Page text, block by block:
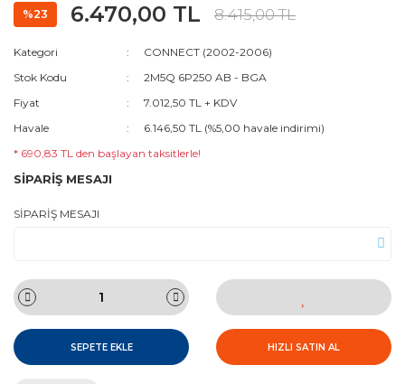
%23 6.470,00 TL 8.415,00 TL
Kategori
CONNECT (2002-2006)
Stok Kodu
2M5Q 6P250 AB - BGA
Fiyat
7.012,50 TL + KDV
Havale
6.146,50 TL (%5,00 havale indirimi)
* 690,83 TL den başlayan taksitlerle!
SİPARİŞ MESAJI
SİPARİŞ MESAJI
SEPETE EKLE HIZLI SATIN AL